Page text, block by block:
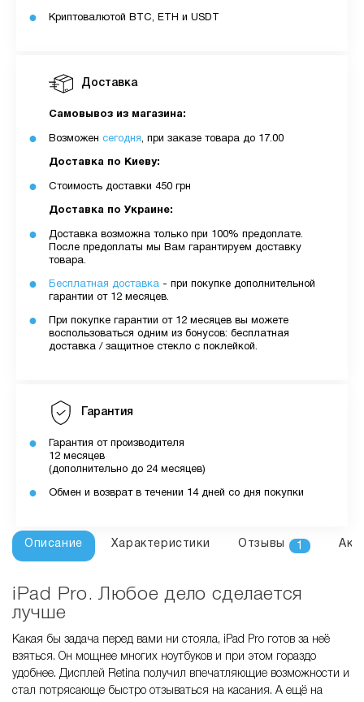
Доставка
Самовывоз из магазина:
Возможен сегодня, при заказе товара до 17.00
Доставка по Киеву:
Стоимость доставки 450 грн
Доставка по Украине:
Доставка возможна только при 100% предоплате.
После предоплаты мы Вам гарантируем доставку
товара.
Бесплатная доставка - при покупке дополнительной
гарантии от 12 месяцев.
При покупке гарантии от 12 месяцев вы можете
воспользоваться одним из бонусов: бесплатная
доставка / защитное стекло с поклейкой.
Гарантия
Гарантия от производителя
12 месяцев
(дополнительно до 24 месяцев)
Обмен и возврат в течении 14 дней со дня покупки
Криптовалютой BTC, ETH и USDT
Описание Характеристики Отзывы 1
iPad Pro. Любое дело сделается
лучше
Какая бы задача перед вами ни стояла, iPad Pro готов за неё
взяться. Он мощнее многих ноутбуков и при этом гораздо
удобнее. Дисплей Retina получил впечатляющие возможности и
стал потрясающе быстро отзываться на касания. А ещё на